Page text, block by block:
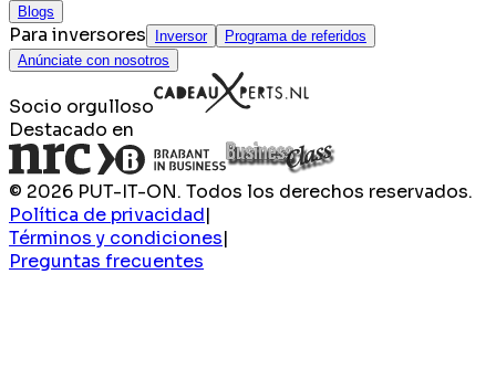
Blogs
Para inversores Inversor
Programa de referidos
Anúnciate con nosotros
Socio orgulloso
Destacado en
© 2026 PUT-IT-ON. Todos los derechos reservados.
Política de privacidad|
Términos y condiciones|
Preguntas frecuentes